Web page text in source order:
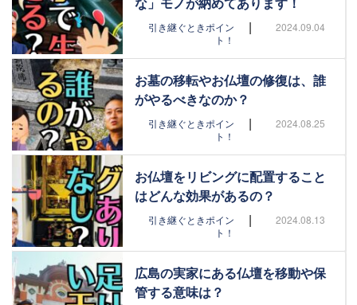
引き継ぐときポイン
ト！
| 2024.09.04
お墓の移転やお仏壇の修復は、誰
がやるべきなのか？
引き継ぐときポイン
ト！
| 2024.08.25
お仏壇をリビングに配置すること
はどんな効果があるの？
引き継ぐときポイン
ト！
| 2024.08.13
広島の実家にある仏壇を移動や保
管する意味は？